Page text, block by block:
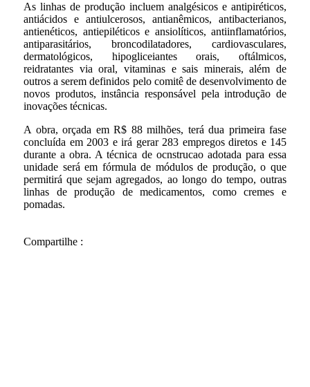
As linhas de produção incluem analgésicos e antipiréticos,
antiácidos e antiulcerosos, antianêmicos, antibacterianos,
antienéticos, antiepiléticos e ansiolíticos, antiinflamatórios,
antiparasitários, broncodilatadores, cardiovasculares,
dermatológicos, hipogliceiantes orais, oftálmicos,
reidratantes via oral, vitaminas e sais minerais, além de
outros a serem definidos pelo comitê de desenvolvimento de
novos produtos, instância responsável pela introdução de
inovações técnicas.
A obra, orçada em R$ 88 milhões, terá dua primeira fase
concluída em 2003 e irá gerar 283 empregos diretos e 145
durante a obra. A técnica de ocnstrucao adotada para essa
unidade será em fórmula de módulos de produção, o que
permitirá que sejam agregados, ao longo do tempo, outras
linhas de produção de medicamentos, como cremes e
pomadas.
Compartilhe :